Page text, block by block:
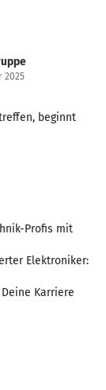
2025
beginnt
Profis mit
Elektroniker:
Karriere